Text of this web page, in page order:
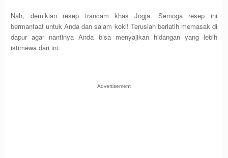
Nah, demikian resep trancam khas Jogja. Semoga resep ini
bermanfaat untuk Anda dan salam koki! Teruslah berlatih memasak di
dapur agar nantinya Anda bisa menyajikan hidangan yang lebih
istimewa dari ini.
Advertisement